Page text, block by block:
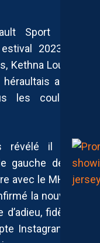
Sport Club
2023 en
Kethna Louis a
après
les couleurs
révélé il y a
gauche de 29
avec le MHSC.
la nouvelle
fidèle à
Instagram : «